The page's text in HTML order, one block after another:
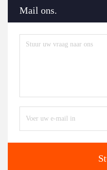
Mail ons.